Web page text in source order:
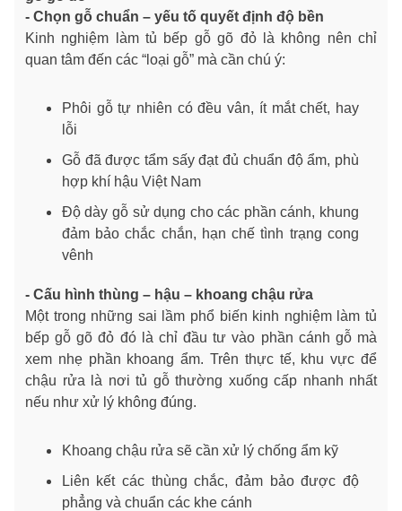
- Chọn gỗ chuẩn – yếu tố quyết định độ bền
Kinh nghiệm làm tủ bếp gỗ gõ đỏ là không nên chỉ
quan tâm đến các “loại gỗ” mà cần chú ý:
Phôi gỗ tự nhiên có đều vân, ít mắt chết, hay
lỗi
Gỗ đã được tẩm sấy đạt đủ chuẩn độ ẩm, phù
hợp khí hậu Việt Nam
Độ dày gỗ sử dụng cho các phần cánh, khung
đảm bảo chắc chắn, hạn chế tình trạng cong
vênh
- Cấu hình thùng – hậu – khoang chậu rửa
Một trong những sai lầm phổ biến kinh nghiệm làm tủ
bếp gỗ gõ đỏ đó là chỉ đầu tư vào phần cánh gỗ mà
xem nhẹ phần khoang ẩm. Trên thực tế, khu vực để
chậu rửa là nơi tủ gỗ thường xuống cấp nhanh nhất
nếu như xử lý không đúng.
Khoang chậu rửa sẽ cần xử lý chống ẩm kỹ
Liên kết các thùng chắc, đảm bảo được độ
phẳng và chuẩn các khe cánh